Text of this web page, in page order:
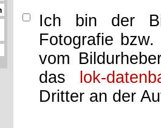
Ich bin der
Fotografie
vom
das
lok-
Dritter an der